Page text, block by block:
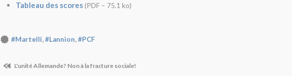
Tableau des scores (PDF – 75.1 ko)
#Martelli,#Lannion,#PCF
L'unité Allemande? Non à la fracture sociale!